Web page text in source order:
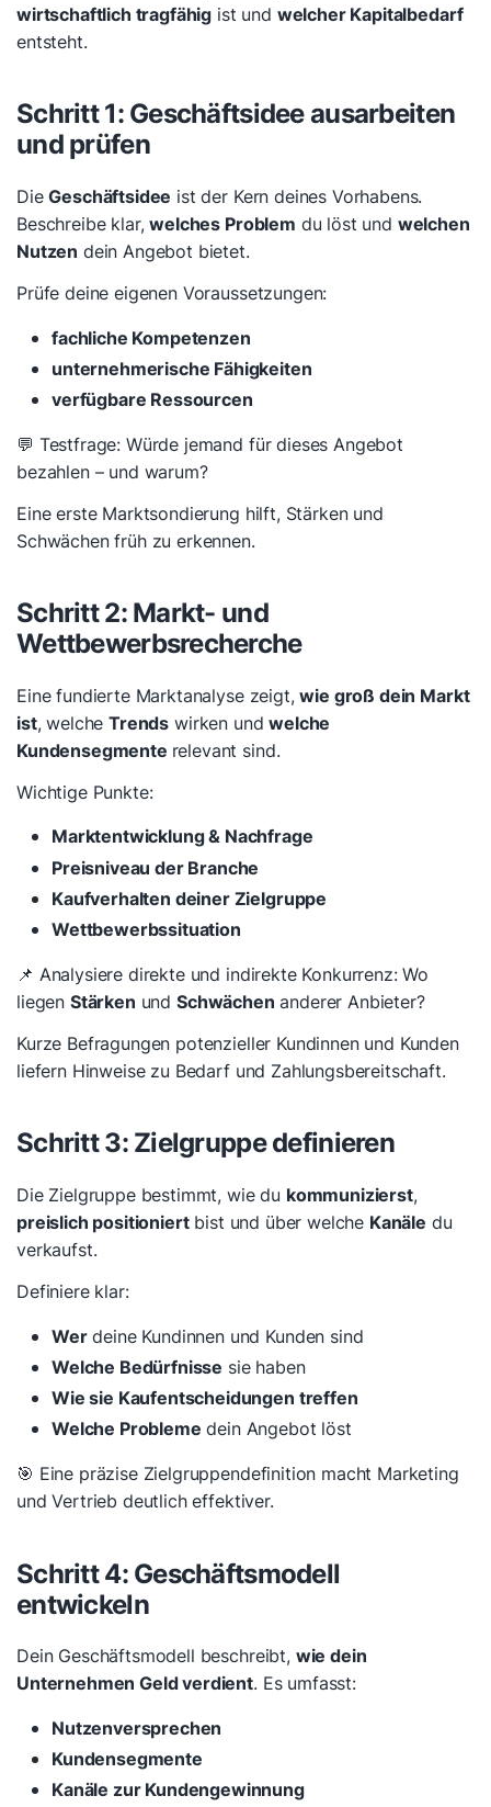
wirtschaftlich tragfähig ist und welcher Kapitalbedarf
entsteht.
Schritt 1: Geschäftsidee ausarbeiten
und prüfen
DieGeschäftsidee ist der Kern deines Vorhabens.
Beschreibe klar,welches Problem du löst und welchen
Nutzen dein Angebot bietet.
Prüfe deine eigenen Voraussetzungen:
fachliche Kompetenzen
unternehmerische Fähigkeiten
verfügbare Ressourcen
💬 Testfrage: Würde jemand für dieses Angebot
bezahlen – und warum?
Eine erste Marktsondierung hilft, Stärken und
Schwächen früh zu erkennen.
Schritt 2: Markt- und
Wettbewerbsrecherche
Eine fundierte Marktanalyse zeigt,wie groß dein Markt
ist, welcheTrends wirken undwelche
Kundensegmente relevant sind.
Wichtige Punkte:
Marktentwicklung & Nachfrage
Preisniveau der Branche
Kaufverhalten deiner Zielgruppe
Wettbewerbssituation
📌 Analysiere direkte und indirekte Konkurrenz: Wo
liegen Stärken und Schwächen anderer Anbieter?
Kurze Befragungen potenzieller Kundinnen und Kunden
liefern Hinweise zu Bedarf und Zahlungsbereitschaft.
Schritt 3: Zielgruppe definieren
Die Zielgruppe bestimmt, wie du kommunizierst,
preislich positioniertbist und über welche Kanäle du
verkaufst.
Definiere klar:
Werdeine Kundinnen und Kunden sind
Welche Bedürfnisse sie haben
Wie sie Kaufentscheidungen treffen
Welche Probleme dein Angebot löst
🎯 Eine präzise Zielgruppendefinition macht Marketing
und Vertrieb deutlich effektiver.
Schritt 4: Geschäftsmodell
entwickeln
Dein Geschäftsmodell beschreibt, wie dein
Unternehmen Geld verdient. Es umfasst:
Nutzenversprechen
Kundensegmente
Kanäle zur Kundengewinnung